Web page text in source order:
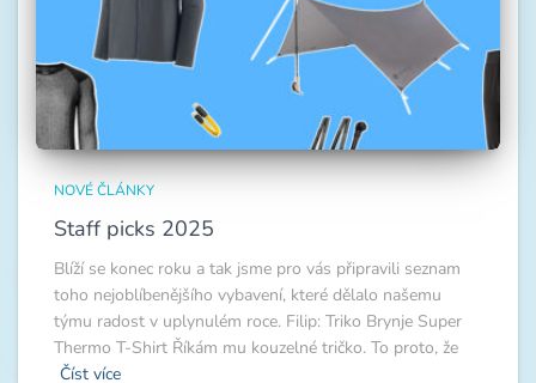
NOVÉ ČLÁNKY
Staff picks 2025
Blíží se konec roku a tak jsme pro vás připravili seznam
toho nejoblíbenějšího vybavení, které dělalo našemu
týmu radost v uplynulém roce. Filip: Triko Brynje Super
Thermo T-Shirt Říkám mu kouzelné tričko. To proto, že
Číst více